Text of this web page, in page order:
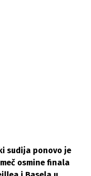
sudija ponovo je
osmine finala